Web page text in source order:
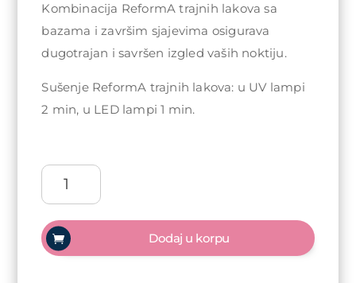
Kombinacija ReformA trajnih lakova sa
bazama i završim sjajevima osigurava
dugotrajan i savršen izgled vaših noktiju.
Sušenje ReformA trajnih lakova: u UV lampi
2 min, u LED lampi 1 min.
ReformA
polish
Trajni
lak
10ml
Dodaj u korpu